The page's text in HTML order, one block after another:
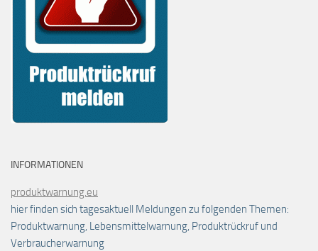
INFORMATIONEN
produktwarnung.eu
hier finden sich tagesaktuell Meldungen zu folgenden Themen:
Produktwarnung, Lebensmittelwarnung, Produktrückruf und
Verbraucherwarnung